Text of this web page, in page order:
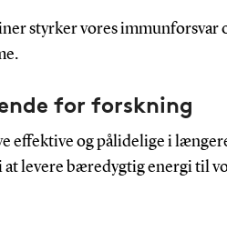
styrker vores immunforsvar
for forskning
effektive og pålidelige i
at levere bæredygtig energi til